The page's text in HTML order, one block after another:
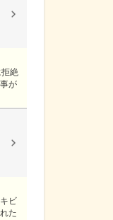
絶
が
ビ
た